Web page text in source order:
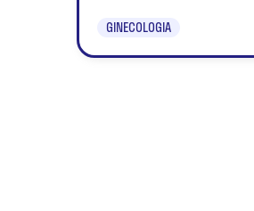
GINECOLOGIA